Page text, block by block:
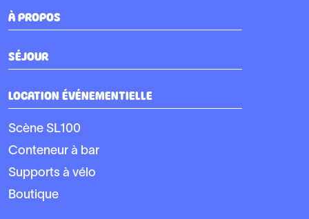
À PROPOS
SÉJOUR
LOCATION ÉVÉNEMENTIELLE
Scène SL100
Conteneur à bar
Supports à vélo
Boutique